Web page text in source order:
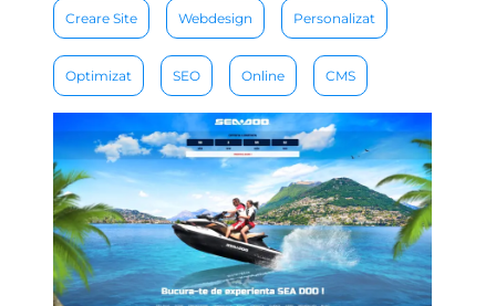
Creare Site Webdesign Personalizat
Optimizat SEO Online CMS